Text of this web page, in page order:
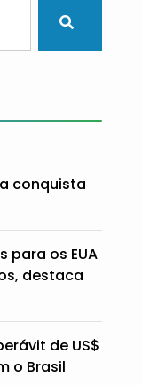
conquista
para os EUA
destaca
de US$
o Brasil